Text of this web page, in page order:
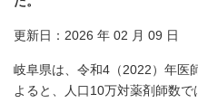
更新日：2026 年 02 月 09 日
岐阜県は、令和4（2022）年医
よると、人口10万対薬剤師数